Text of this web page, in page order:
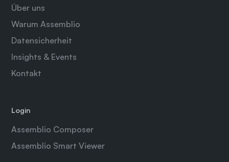
Über uns
Warum Assemblio
Datensicherheit
Insights & Events
Kontakt
Login
Assemblio Composer
Assemblio Smart Viewer